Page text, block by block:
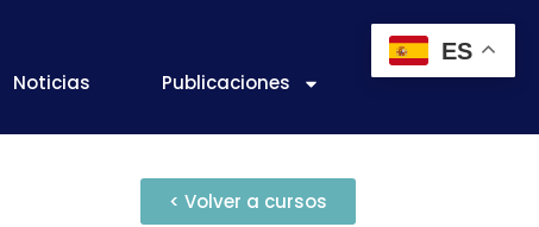
Noticias Publicaciones
< Volver a cursos
ES